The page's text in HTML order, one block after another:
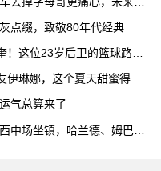
点缀，致敬80年代经典
！这位23岁后卫的篮球路，
伊琳娜，这个夏天甜蜜得有
气总算来了
中场坐镇，哈兰德、姆巴